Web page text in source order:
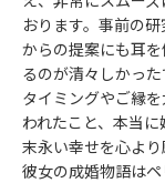
おります。事前の
からの提案にも耳
るのが清々しかった
タイミングやご縁
われたこと、本当に
末永い幸せを心より
彼女の成婚物語は